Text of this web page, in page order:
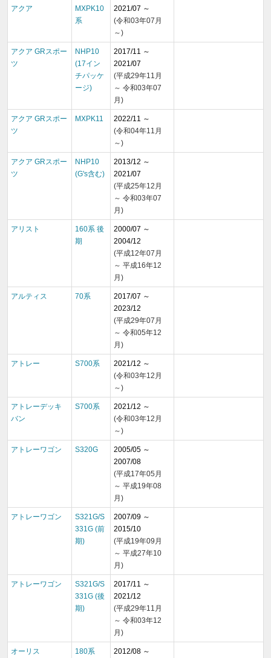
アクア
MXPK10
系
2021/07 ～
(令和03年07月
～)
アクア GRスポー
ツ
NHP10
(17イン
チパッケ
ージ)
2017/11 ～
2021/07
(平成29年11月
～ 令和03年07
月)
アクア GRスポー
ツ
MXPK11
2022/11 ～
(令和04年11月
～)
アクア GRスポー
ツ
NHP10
(G's含む)
2013/12 ～
2021/07
(平成25年12月
～ 令和03年07
月)
アリスト
160系 後
期
2000/07 ～
2004/12
(平成12年07月
～ 平成16年12
月)
アルティス 70系
2017/07 ～
2023/12
(平成29年07月
～ 令和05年12
月)
アトレー S700系
2021/12 ～
(令和03年12月
～)
アトレーデッキ
バン
S700系
2021/12 ～
(令和03年12月
～)
アトレーワゴン S320G
2005/05 ～
2007/08
(平成17年05月
～ 平成19年08
月)
アトレーワゴン
S321G/S
331G (前
期)
2007/09 ～
2015/10
(平成19年09月
～ 平成27年10
月)
アトレーワゴン
S321G/S
331G (後
期)
2017/11 ～
2021/12
(平成29年11月
～ 令和03年12
月)
オーリス 180系
2012/08 ～